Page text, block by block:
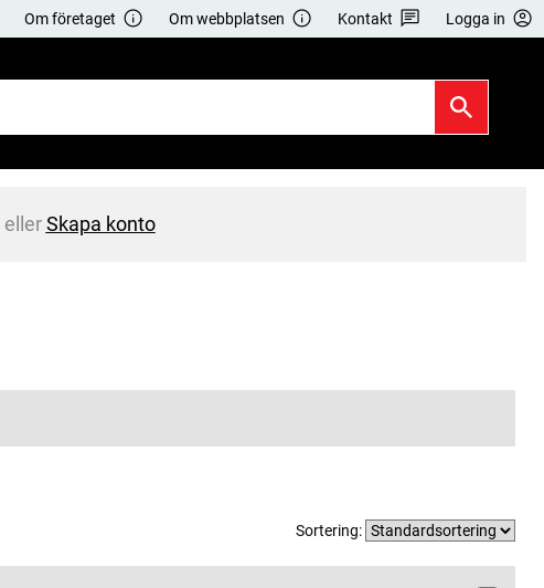
Om företaget Om webbplatsen Kontakt Logga in
ellerSkapa konto
Sortering: